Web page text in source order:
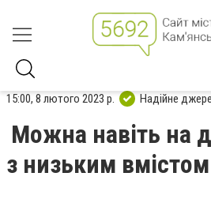
15:00, 8 лютого 2023 р. Надійне
Можна навіть на
з низьким